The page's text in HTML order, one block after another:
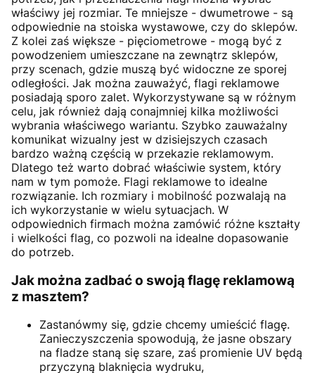
właściwy jej rozmiar. Te mniejsze - dwumetrowe - są
odpowiednie na stoiska wystawowe, czy do sklepów.
Z kolei zaś większe - pięciometrowe - mogą być z
powodzeniem umieszczane na zewnątrz sklepów,
przy scenach, gdzie muszą być widoczne ze sporej
odległości. Jak można zauważyć, flagi reklamowe
posiadają sporo zalet. Wykorzystywane są w różnym
celu, jak również dają conajmniej kilka możliwości
wybrania właściwego wariantu. Szybko zauważalny
komunikat wizualny jest w dzisiejszych czasach
bardzo ważną częścią w przekazie reklamowym.
Dlatego też warto dobrać właściwie system, który
nam w tym pomoże. Flagi reklamowe to idealne
rozwiązanie. Ich rozmiary i mobilność pozwalają na
ich wykorzystanie w wielu sytuacjach. W
odpowiednich firmach można zamówić różne kształty
i wielkości flag, co pozwoli na idealne dopasowanie
do potrzeb.
Jak można zadbać o swoją flagę reklamową
z masztem?
Zastanówmy się, gdzie chcemy umieścić flagę.
Zanieczyszczenia spowodują, że jasne obszary
na fladze staną się szare, zaś promienie UV będą
przyczyną blaknięcia wydruku,